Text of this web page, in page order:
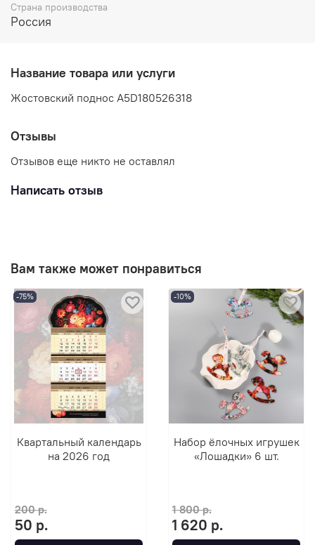
Страна производства
Россия
Название товара или услуги
Жостовский поднос A5D180526318
Отзывы
Отзывов еще никто не оставлял
Написать отзыв
Вам также может понравиться
-75%
Квартальный календарь
на 2026 год
200 р.
50 р.
-10%
Набор ёлочных игрушек
«Лошадки» 6 шт.
1 800 р.
1 620 р.